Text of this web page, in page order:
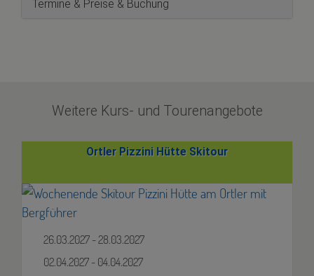
Termine & Preise & Buchung
Weitere Kurs- und Tourenangebote
Ortler Pizzini Hütte Skitour
26.03.2027 - 28.03.2027
02.04.2027 - 04.04.2027